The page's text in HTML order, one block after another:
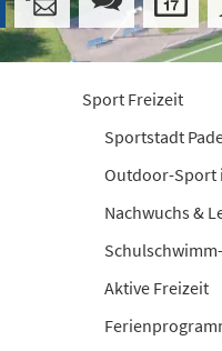
Sport Freizeit
Sportstadt
Outdoor-Sport
Nachwuchs &
Aktive Freizeit